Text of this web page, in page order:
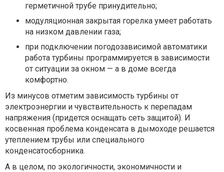
герметичной трубе принудительно;
модуляционная закрытая горелка умеет работать
на низком давлении газа;
при подключении погодозависимой автоматики
работа турбины программируется в зависимости
от ситуации за окном — а в доме всегда
комфортно.
Из минусов отметим зависимость турбины от
электроэнергии и чувствительность к перепадам
напряжения (придется оснащать сеть защитой). И
косвенная проблема конденсата в дымоходе решается
утеплением трубы или специального
конденсатосборника.
А в целом, по экологичности, экономичности и